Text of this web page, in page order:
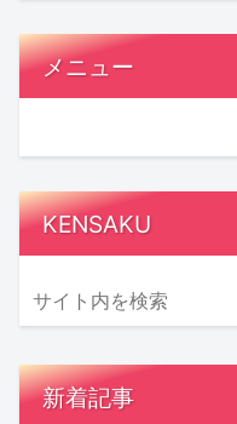
メニュー
KENSAKU
新着記事